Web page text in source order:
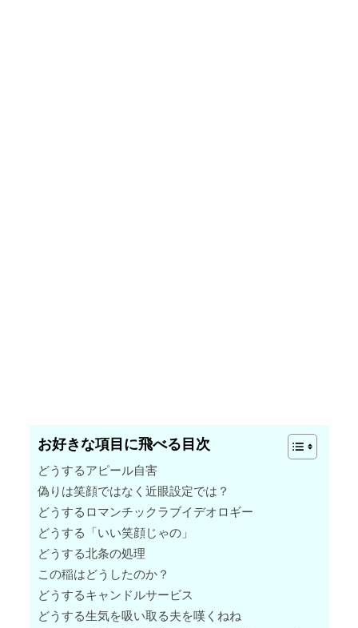
お好きな項目に飛べる目次
どうするアピール自害
偽りは笑顔ではなく近眼設定では？
どうするロマンチックラブイデオロギー
どうする「いい笑顔じゃの」
どうする北条の処理
この稲はどうしたのか？
どうするキャンドルサービス
どうする生気を吸い取る夫を嘆くねね